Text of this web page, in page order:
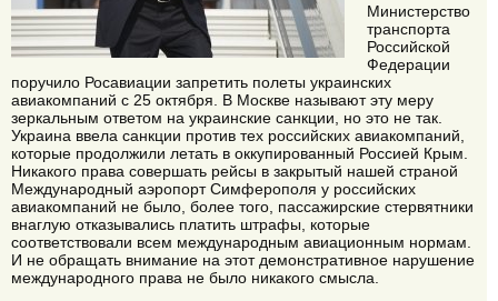
Министерство
транспорта
Российской
Федерации
поручило Росавиации запретить полеты украинских
авиакомпаний с 25 октября. В Москве называют эту меру
зеркальным ответом на украинские санкции, но это не так.
Украина ввела санкции против тех российских авиакомпаний,
которые продолжили летать в оккупированный Россией Крым.
Никакого права совершать рейсы в закрытый нашей страной
Международный аэропорт Симферополя у российских
авиакомпаний не было, более того, пассажирские стервятники
внаглую отказывались платить штрафы, которые
соответствовали всем международным авиационным нормам.
И не обращать внимание на этот демонстративное нарушение
международного права не было никакого смысла.